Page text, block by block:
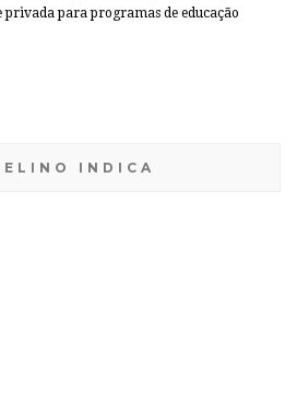
privada para programas de educação
INDICA